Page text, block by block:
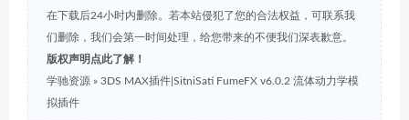
在下载后24小时内删除。若本站侵犯了您的合法权益，可联系我
们删除，我们会第一时间处理，给您带来的不便我们深表歉意。
版权声明点此了解！
学驰资源 » 3DS MAX插件|SitniSati FumeFX v6.0.2 流体动力学模
拟插件